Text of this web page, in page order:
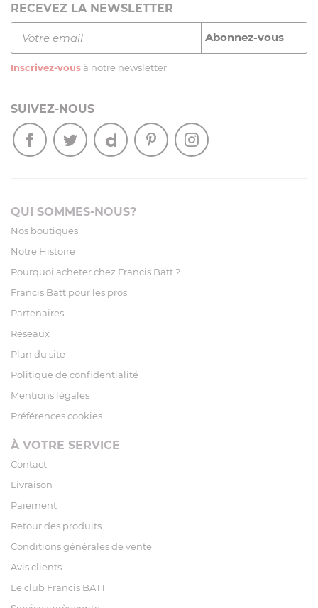
RECEVEZ LA NEWSLETTER
Inscrivez-vous à notre newsletter
SUIVEZ-NOUS
QUI SOMMES-NOUS?
Nos boutiques
Notre Histoire
Pourquoi acheter chez Francis Batt ?
Francis Batt pour les pros
Partenaires
Réseaux
Plan du site
Politique de confidentialité
Mentions légales
Préférences cookies
À VOTRE SERVICE
Contact
Livraison
Paiement
Retour des produits
Conditions générales de vente
Avis clients
Le club Francis BATT